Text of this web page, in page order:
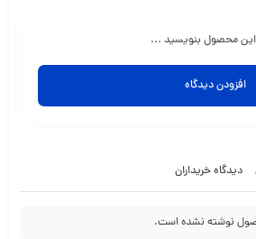
دیدگاه خریداران
نوشته نشده است.
این محصول بنویسید ...
افزودن دیدگاه